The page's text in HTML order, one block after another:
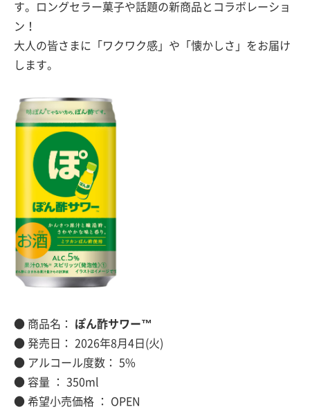
す。ロングセラー菓子や話題の新商品とコラボレーショ
ン！
大人の皆さまに「ワクワク感」や「懐かしさ」をお届け
します。
● 商品名： ぽん酢サワー™
● 発売日： 2026年8月4日(火)
● アルコール度数： 5%
● 容量 ： 350ml
● 希望小売価格 ： OPEN